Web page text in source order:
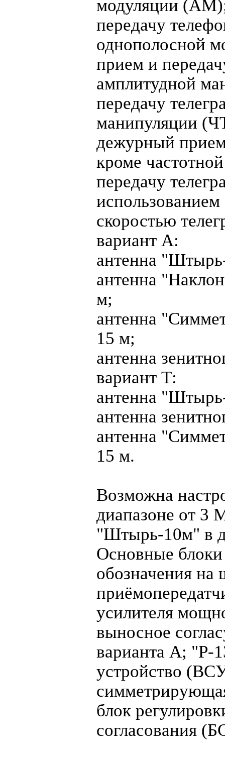
модуляции
передачу
однополосной
прием и
амплитудной
передачу
манипуляции
дежурный прием
кроме
передачу
скоростью
вариант А:
антенна
антенна
м;
антенна
15 м;
антенна
вариант Т:
антенна
антенна
антенна
15 м.
Возможна
диапазоне от 3
"Штырь-10м" в
Основные
обозначения
усилителя
выносное
варианта А; "Р-
устройство
блок
согласования